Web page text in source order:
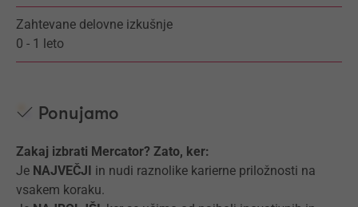
Zahtevane delovne izkušnje
0 - 1 leto
Ponujamo
Zakaj izbrati Mercator? Zato, ker:
Je NAJVEČJI in nudi raznolike karierne priložnosti na
vsakem koraku.